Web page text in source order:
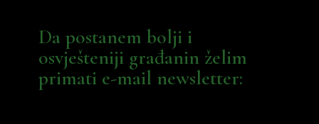
Da postanem bolji i
osvješteniji građanin želim
primati e-mail newsletter: